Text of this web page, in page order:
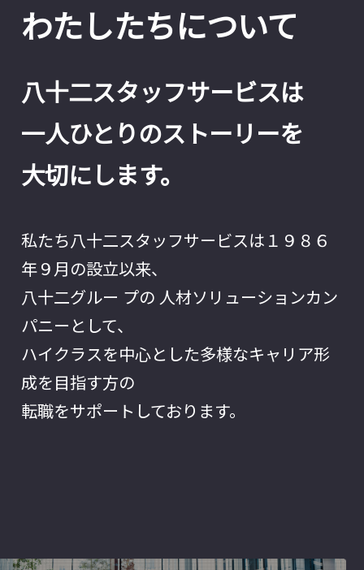
わたしたちについて
八十二スタッフサービスは
一人ひとりのストーリーを
大切にします。
私たち八十二スタッフサービスは１９８６
年９月の設立以来、
八十二グルー プの 人材ソリューションカン
パニーとして、
ハイクラスを中心とした多様なキャリア形
成を目指す方の
転職をサポートしております。